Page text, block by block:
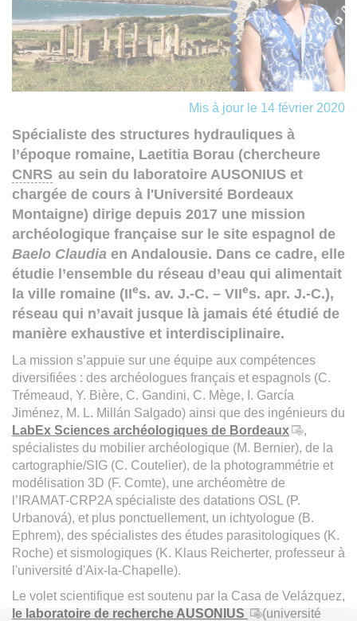
Mis à jour le 14 février 2020
Spécialiste des structures hydrauliques à
l’époque romaine, Laetitia Borau (chercheure
CNRS au sein du laboratoire AUSONIUS et
chargée de cours à l'Université Bordeaux
Montaigne) dirige depuis 2017 une mission
archéologique française sur le site espagnol de
Baelo Claudia en Andalousie. Dans ce cadre, elle
étudie l’ensemble du réseau d’eau qui alimentait
la ville romaine (IIes. av. J.-C. – VIIes. apr. J.-C.),
réseau qui n’avait jusque là jamais été étudié de
manière exhaustive et interdisciplinaire.
La mission s’appuie sur une équipe aux compétences
diversifiées : des archéologues français et espagnols (C.
Trémeaud, Y. Bière, C. Gandini, C. Mège, I. García
Jiménez, M. L. Millán Salgado) ainsi que des ingénieurs du
LabEx Sciences archéologiques de Bordeaux
,
spécialistes du mobilier archéologique (M. Bernier), de la
cartographie/SIG (C. Coutelier), de la photogrammétrie et
modélisation 3D (F. Comte), une archéomètre de
l’IRAMAT-CRP2A spécialiste des datations OSL (P.
Urbanová), et plus ponctuellement, un ichtyologue (B.
Ephrem), des spécialistes des études parasitologiques (K.
Roche) et sismologiques (K. Klaus Reicherter, professeur à
l'université d'Aix-la-Chapelle).
Le volet scientifique est soutenu par la Casa de Velázquez,
le laboratoire de recherche AUSONIUS
(université